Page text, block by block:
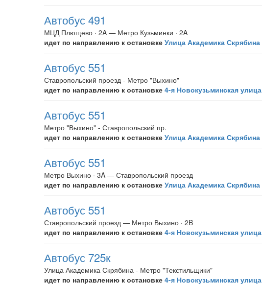
Автобус 491
МЦД Плющево · 2A — Метро Кузьминки · 2A
идет по направлению к остановке Улица Академика Скрябина
Автобус 551
Ставропольский проезд - Метро "Выхино"
идет по направлению к остановке 4-я Новокузьминская улица
Автобус 551
Метро "Выхино" - Ставропольский пр.
идет по направлению к остановке Улица Академика Скрябина
Автобус 551
Метро Выхино · 3A — Ставропольский проезд
идет по направлению к остановке Улица Академика Скрябина
Автобус 551
Ставропольский проезд — Метро Выхино · 2B
идет по направлению к остановке 4-я Новокузьминская улица
Автобус 725к
Улица Академика Скрябина - Метро "Текстильщики"
идет по направлению к остановке 4-я Новокузьминская улица